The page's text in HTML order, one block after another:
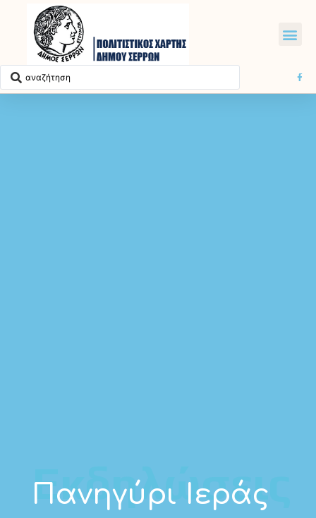
Εκδηλώσεις
Πανηγύρι Ιεράς